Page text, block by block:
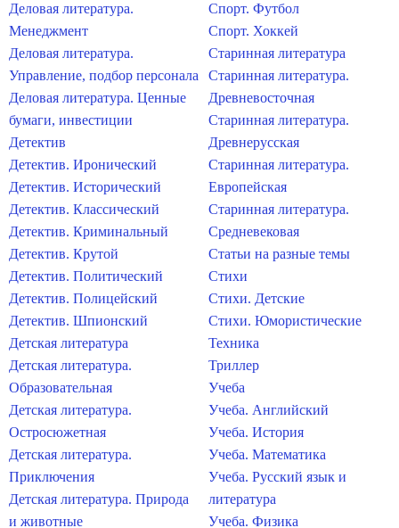
Деловая литература.
Менеджмент
Деловая литература.
Управление, подбор персонала
Деловая литература. Ценные
бумаги, инвестиции
Детектив
Детектив. Иронический
Детектив. Исторический
Детектив. Классический
Детектив. Криминальный
Детектив. Крутой
Детектив. Политический
Детектив. Полицейский
Детектив. Шпионский
Детская литература
Детская литература.
Образовательная
Детская литература.
Остросюжетная
Детская литература.
Приключения
Детская литература. Природа
и животные
Спорт. Футбол
Спорт. Хоккей
Старинная литература
Старинная литература.
Древневосточная
Старинная литература.
Древнерусская
Старинная литература.
Европейская
Старинная литература.
Средневековая
Статьи на разные темы
Стихи
Стихи. Детские
Стихи. Юмористические
Техника
Триллер
Учеба
Учеба. Английский
Учеба. История
Учеба. Математика
Учеба. Русский язык и
литература
Учеба. Физика